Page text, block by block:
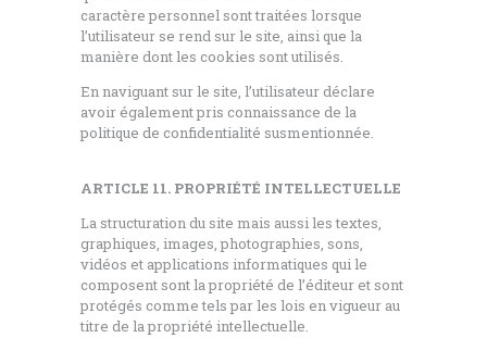
caractère personnel sont traitées lorsque
l’utilisateur se rend sur le site, ainsi que la
manière dont les cookies sont utilisés.
En naviguant sur le site, l’utilisateur déclare
avoir également pris connaissance de la
politique de confidentialité susmentionnée.
ARTICLE 11. PROPRIÉTÉ INTELLECTUELLE
La structuration du site mais aussi les textes,
graphiques, images, photographies, sons,
vidéos et applications informatiques qui le
composent sont la propriété de l’éditeur et sont
protégés comme tels par les lois en vigueur au
titre de la propriété intellectuelle.